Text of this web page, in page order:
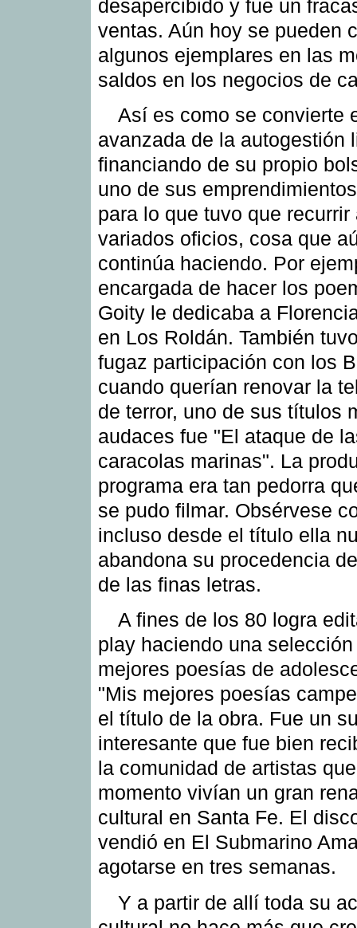
desapercibido y fue un
ventas. Aún hoy se pueden
algunos ejemplares en las
saldos en los negocios de
Así es como se convierte
avanzada de la autogestión
financiando de su propio
uno de sus
para lo que tuvo que recurrir
variados oficios, cosa que
continúa haciendo. Por
encargada de hacer los
Goity le dedicaba a
en Los Roldán. También
fugaz participación con los
cuando querían renovar la
de terror, uno de sus títulos
audaces fue "El ataque de
caracolas marinas". La
programa era tan pedorra
se pudo filmar. Obsérvese
incluso desde el título ella
abandona su procedencia
de las finas letras.
A fines de los 80 logra
play haciendo una
mejores poesías de
"Mis mejores poesías
el título de la obra. Fue un
interesante que fue bien
la comunidad de artistas
momento vivían un gran
cultural en Santa Fe. El
vendió en El Submarino
agotarse en tres semanas.
Y a partir de allí toda su